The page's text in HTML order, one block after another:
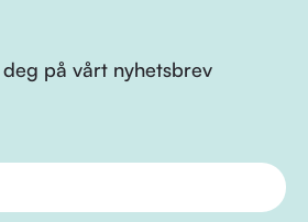
på vårt nyhetsbrev